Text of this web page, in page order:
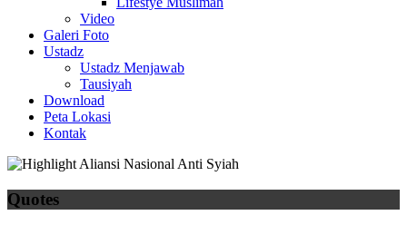
Video
Galeri Foto
Ustadz
Ustadz Menjawab
Tausiyah
Download
Peta Lokasi
Kontak
Quotes